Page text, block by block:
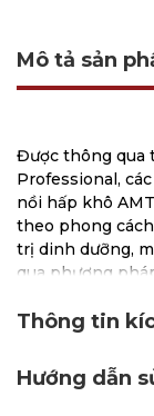
Mô tả sản
Được thông qua
Professional,
nồi hấp khô
theo phong
trị dinh dưỡng,
qua phương
hấp khô
Thông tin
Hướng dẫn